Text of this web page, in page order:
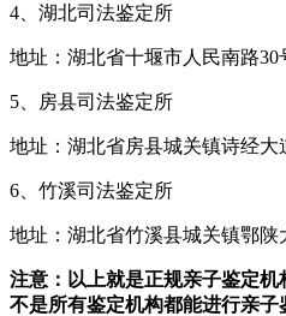
4、湖北司法鉴定所
地址：湖北省十堰市人民南路30
5、房县司法鉴定所
地址：湖北省房县城关镇诗经大
6、竹溪司法鉴定所‎
地址：湖北省竹溪县城关镇鄂陕
注意：以上就是正规亲子鉴定机
不是所有鉴定机构都能进行亲